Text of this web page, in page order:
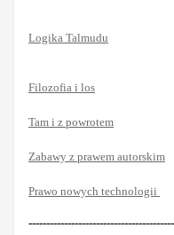
Logika Talmudu
Filozofia i los
Tam i z powrotem
Zabawy z prawem autorskim
Prawo nowych technologii